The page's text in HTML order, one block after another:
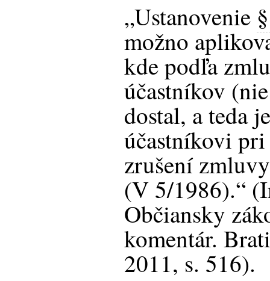
„Ustanovenie
možno
kde podľa
účastníkov
dostal, a teda
účastníkovi
zrušení
(V 5/1986).“
Občiansky
komentár.
2011, s. 516).